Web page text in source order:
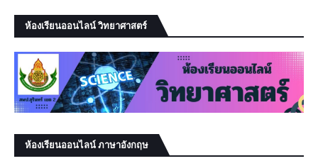
ห้องเรียนออนไลน์ วิทยาศาสตร์
ห้องเรียนออนไลน์ ภาษาอังกฤษ